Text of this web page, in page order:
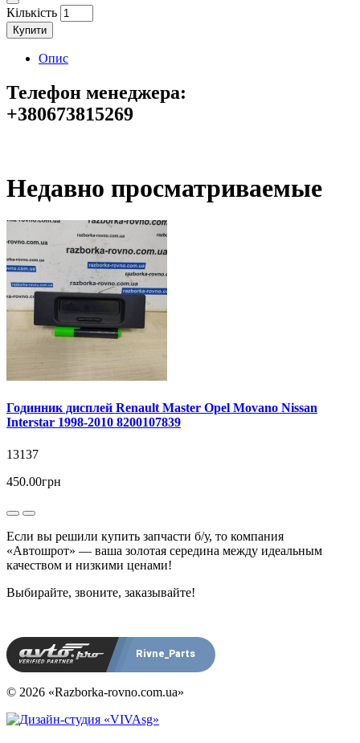
Кількість
Купити
Опис
Телефон менеджера:
+380673815269
Недавно просматриваемые
Годинник дисплей Renault Master Opel Movano Nissan
Interstar 1998-2010 8200107839
13137
450.00грн
Если вы решили купить запчасти б/у, то компания
«Автошрот» — ваша золотая середина между идеальным
качеством и низкими ценами!
Выбирайте, звоните, заказывайте!
Rivne_Parts
© 2026 «Razborka-rovno.com.ua»